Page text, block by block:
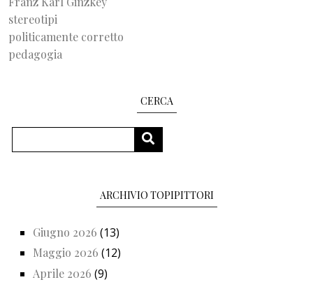
stereotipi
politicamente corretto
pedagogia
CERCA
CERCA
ARCHIVIO TOPIPITTORI
Giugno 2026 (13)
Maggio 2026 (12)
Aprile 2026 (9)